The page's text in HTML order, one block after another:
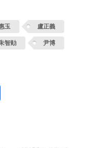
玉 盧正義
智勛 尹博